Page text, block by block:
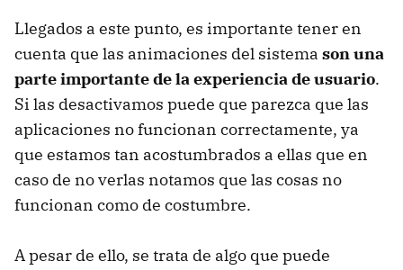
Llegados a este punto, es importante tener en
cuenta que las animaciones del sistema son una
parte importante de la experiencia de usuario.
Si las desactivamos puede que parezca que las
aplicaciones no funcionan correctamente, ya
que estamos tan acostumbrados a ellas que en
caso de no verlas notamos que las cosas no
funcionan como de costumbre.
A pesar de ello, se trata de algo que puede